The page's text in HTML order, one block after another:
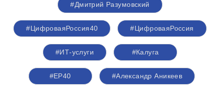
#Дмитрий Разумовский
#ЦифроваяРоссия40 #ЦифроваяРоссия
#ИТ-услуги #Калуга
#ЕР40 #Александр Аникеев